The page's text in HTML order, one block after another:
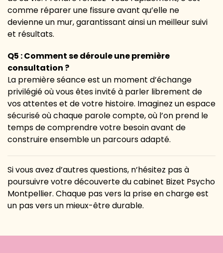
comme réparer une fissure avant qu’elle ne
devienne un mur, garantissant ainsi un meilleur suivi
et résultats.
Q5 : Comment se déroule une première
consultation ?
La première séance est un moment d’échange
privilégié où vous êtes invité à parler librement de
vos attentes et de votre histoire. Imaginez un espace
sécurisé où chaque parole compte, où l’on prend le
temps de comprendre votre besoin avant de
construire ensemble un parcours adapté.
Si vous avez d’autres questions, n’hésitez pas à
poursuivre votre découverte du cabinet Bizet Psycho
Montpellier. Chaque pas vers la prise en charge est
un pas vers un mieux-être durable.